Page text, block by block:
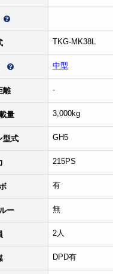
TKG-MK38L
中型
離 -
量 3,000kg
型式 GH5
215PS
有
ー 無
2人
DPD有